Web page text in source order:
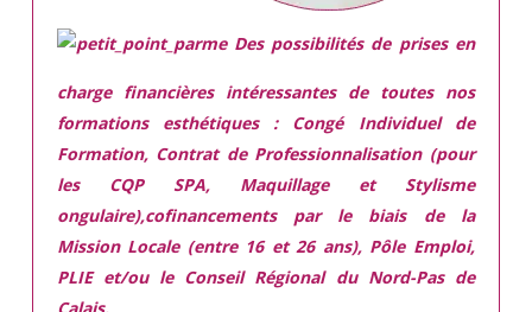
Des possibilités de prises en
charge financières intéressantes de toutes nos
formations esthétiques :Congé Individuel de
Formation, Contrat de Professionnalisation (pour
les CQP SPA, Maquillage et Stylisme
ongulaire),cofinancements par le biais de la
Mission Locale (entre 16 et 26 ans), Pôle Emploi,
PLIE et/ou le Conseil Régional du Nord-Pas de